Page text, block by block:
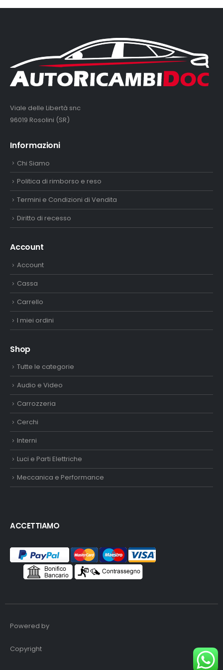
Viale delle Libertà snc
96019 Rosolini (SR)
Informazioni
Chi Siamo
Politica di rimborso e reso
Termini e Condizioni di Vendita
Diritto di recesso
Account
Account
Cassa
Carrello
I miei ordini
Shop
Tutte le categorie
Audio e Video
Carrozzeria
Cerchi
Interni
Luci e Parti Elettriche
Meccanica e Performance
ACCETTIAMO
Powered by
Copyright